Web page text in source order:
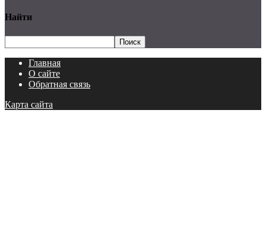
Найти
Главная
О сайте
Обратная связь
Карта сайта